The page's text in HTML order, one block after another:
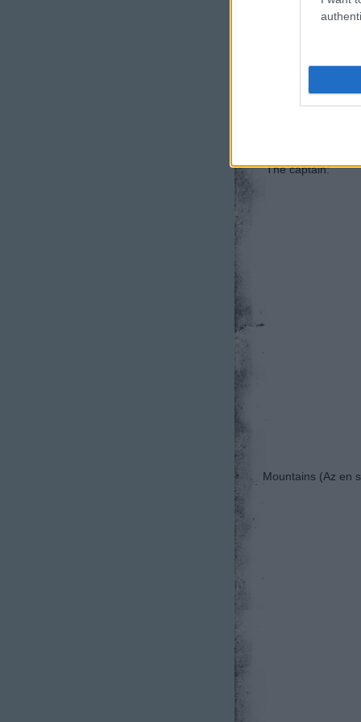
valtozatos. Nem
eljutna a
The captain:
Mountains (Az en